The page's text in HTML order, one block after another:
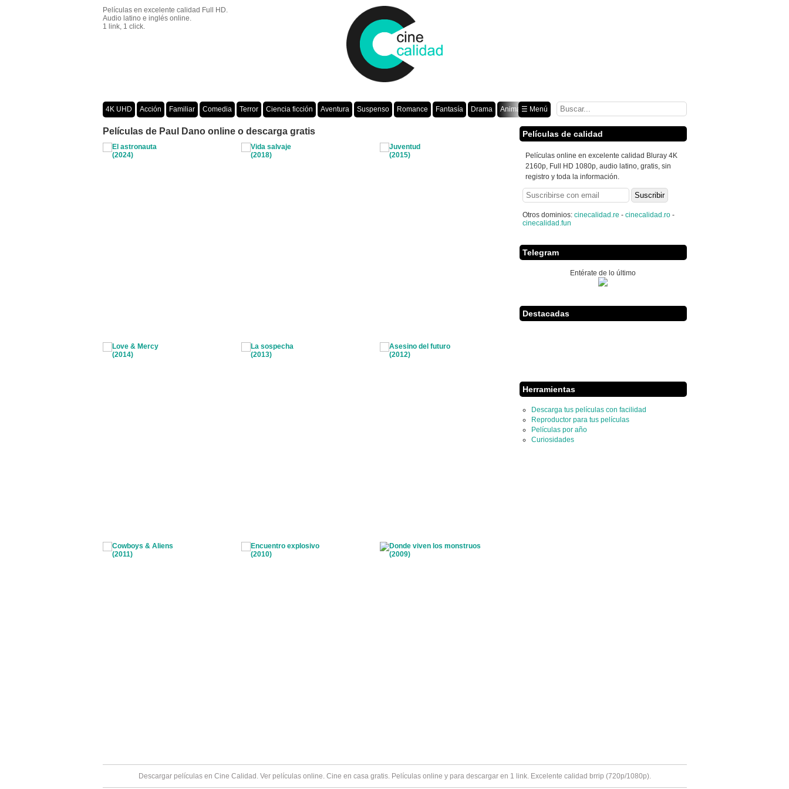
Películas en excelente calidad Full HD.
Audio latino e inglés online.
1 link, 1 click.
4K UHD Acción Familiar Comedia Terror Ciencia ficción Aventura Suspenso Romance Fantasía Drama
Animación
Crimen
☰ Menú
Películas de Paul Dano online o descarga gratis Películas de calidad
Películas online en excelente calidad Bluray 4K
2160p, Full HD 1080p, audio latino, gratis, sin
registro y toda la información.
Otros dominios: cinecalidad.re - cinecalidad.ro-
cinecalidad.fun
Telegram
Entérate de lo último
Destacadas
Herramientas
Descarga tus películas con facilidad
Reproductor para tus películas
Películas por año
Curiosidades
Descargar películas en Cine Calidad. Ver películas online. Cine en casa gratis. Películas online y para descargar en 1 link. Excelente calidad brrip (720p/1080p).